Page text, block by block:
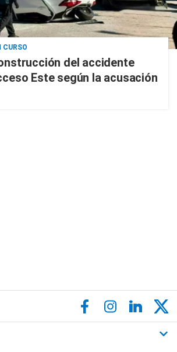
CURSO
del accidente
Este según la acusación